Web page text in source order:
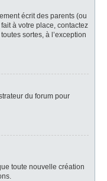
écrit des parents (ou
à votre place, contactez
sortes, à l’exception
du forum pour
toute nouvelle création